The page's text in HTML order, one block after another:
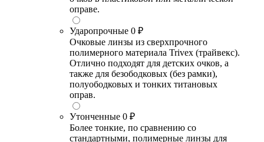
оправе.
Ударопрочные 0 ₽
Очковые линзы из сверхпрочного
полимерного материала Trivex (трайвекс).
Отлично подходят для детских очков, а
также для безободковых (без рамки),
полуободковых и тонких титановых
оправ.
Утонченные 0 ₽
Более тонкие, по сравнению со
стандартными, полимерные линзы для